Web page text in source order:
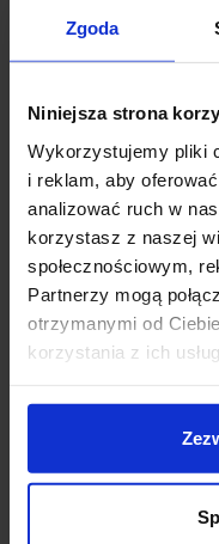
Zgoda
Niniejsza strona
Wykorzystujemy pliki
i reklam, aby
analizować ruch w
korzystasz z naszej
społecznościowym,
Partnerzy mogą
otrzymanymi od
korzystania z ich usług.
wysokość (mm):
napięcie: 230 V
kolor lampy:
materiał: chrom/
IP: 20
Szczegóły produktu
Zobacz także